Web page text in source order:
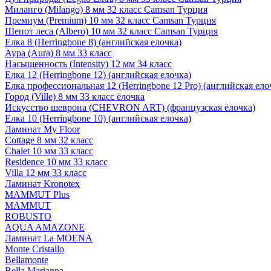
Миланго (Milango) 8 мм 32 класс Camsan Турция
Премиум (Premium) 10 мм 32 класс Camsan Турция
Шепот леса (Albero) 10 мм 32 класс Camsan Турция
Елка 8 (Herringbone 8) (английская елочка)
Аура (Aura) 8 мм 33 класс
Насыщенность (Intensity) 12 мм 34 класс
Елка 12 (Herringbone 12) (английская елочка)
Елка профессиональная 12 (Herringbone 12 Pro) (английская
Город (Ville) 8 мм 33 класс ёлочка
Искусство шеврона (CHEVRON ART) (французская ёлочка)
Елка 10 (Herringbone 10) (английская елочка)
Ламинат My Floor
Cottage 8 мм 32 класс
Chalet 10 мм 33 класс
Residence 10 мм 33 класс
Villa 12 мм 33 класс
Ламинат Kronotex
MAMMUT Plus
MAMMUT
ROBUSTO
AQUA AMAZONE
Ламинат La MOENA
Monte Cristallo
Bellamonte